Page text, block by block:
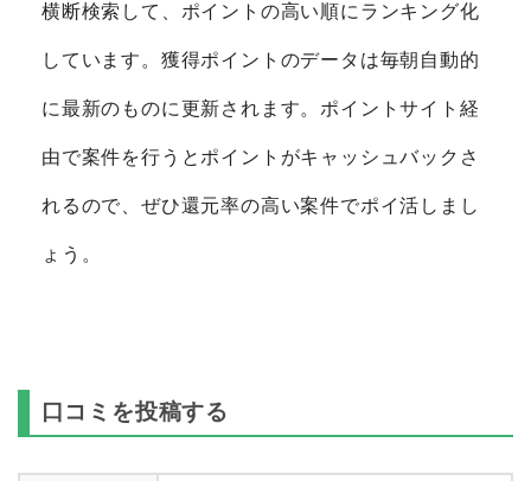
横断検索して、ポイントの高い順にランキング化
しています。獲得ポイントのデータは毎朝自動的
に最新のものに更新されます。ポイントサイト経
由で案件を行うとポイントがキャッシュバックさ
れるので、ぜひ還元率の高い案件でポイ活しまし
ょう。
口コミを投稿する